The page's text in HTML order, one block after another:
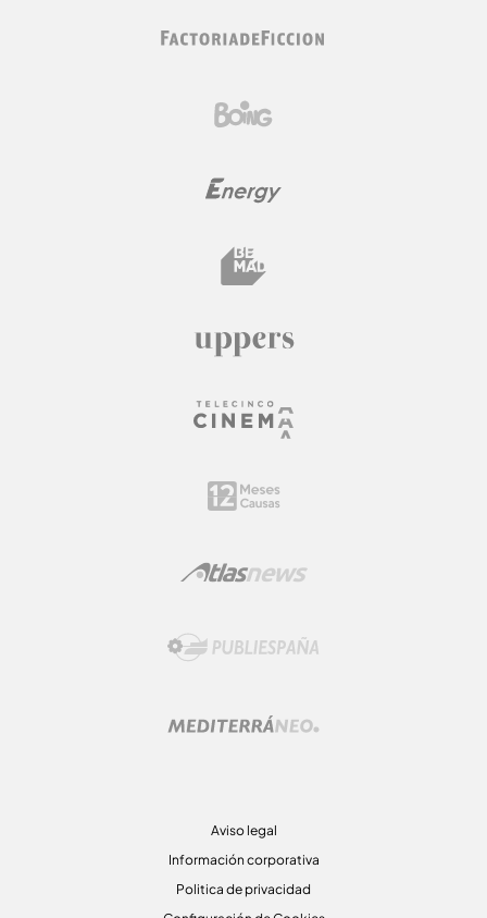
Aviso legal
Información corporativa
Politica de privacidad